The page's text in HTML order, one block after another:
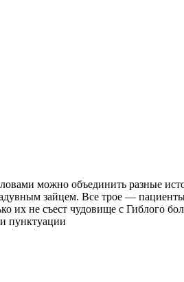
можно объединить разные
зайцем. Все трое —
их не съест чудовище с Гиблого
пунктуации